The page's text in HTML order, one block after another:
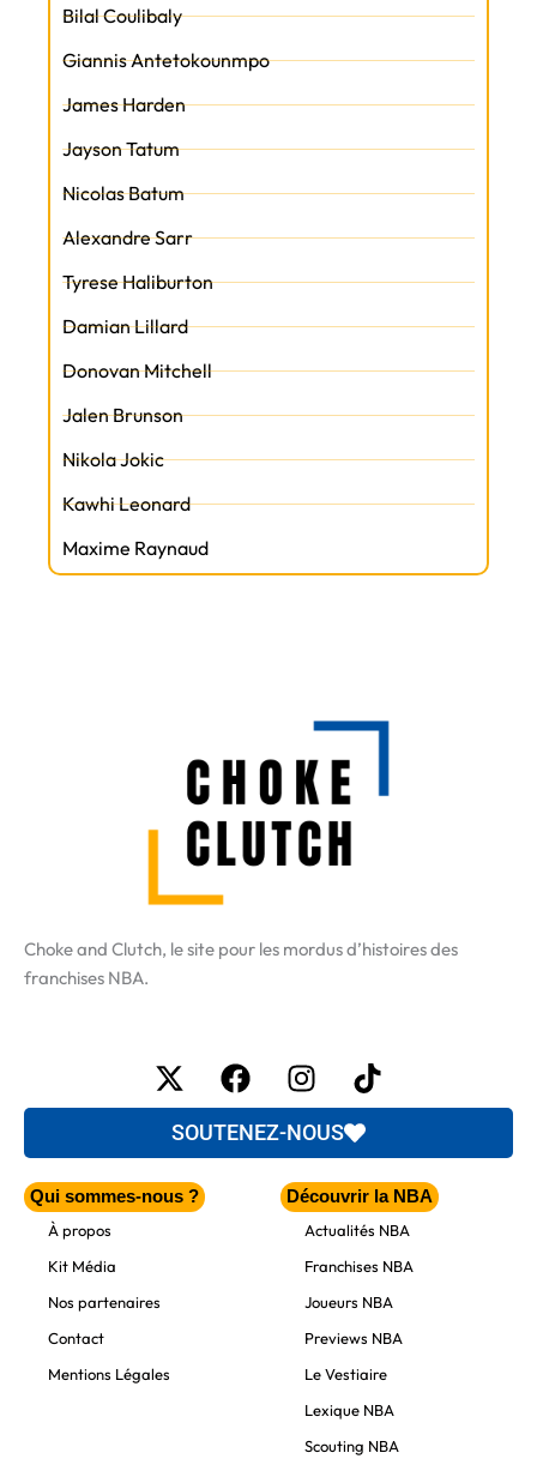
Bilal Coulibaly
Giannis Antetokounmpo
James Harden
Jayson Tatum
Nicolas Batum
Alexandre Sarr
Tyrese Haliburton
Damian Lillard
Donovan Mitchell
Jalen Brunson
Nikola Jokic
Kawhi Leonard
Maxime Raynaud
Choke and Clutch, le site pour les mordus d’histoires des
franchises NBA.
X-
twitter
FacebookInstagram
Tiktok
SOUTENEZ-NOUS
Qui sommes-nous ?
À propos
Kit Média
Nos partenaires
Contact
Mentions Légales
Découvrir la NBA
Actualités NBA
Franchises NBA
Joueurs NBA
Previews NBA
Le Vestiaire
Lexique NBA
Scouting NBA